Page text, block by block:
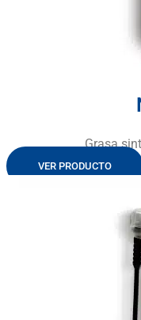
Grasa
VER PRODUCTO